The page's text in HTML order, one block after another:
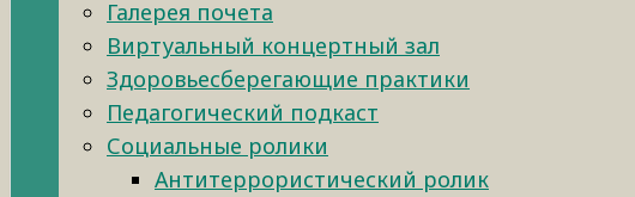
Галерея почета
Виртуальный концертный зал
Здоровьесберегающие практики
Педагогический подкаст
Социальные ролики
Антитеррористический ролик